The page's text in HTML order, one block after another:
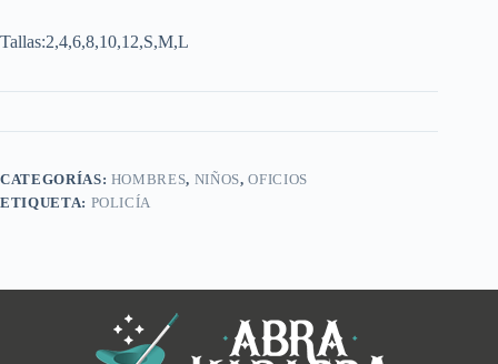
Tallas:2,4,6,8,10,12,S,M,L
CATEGORÍAS: HOMBRES, NIÑOS,OFICIOS
ETIQUETA: POLICÍA